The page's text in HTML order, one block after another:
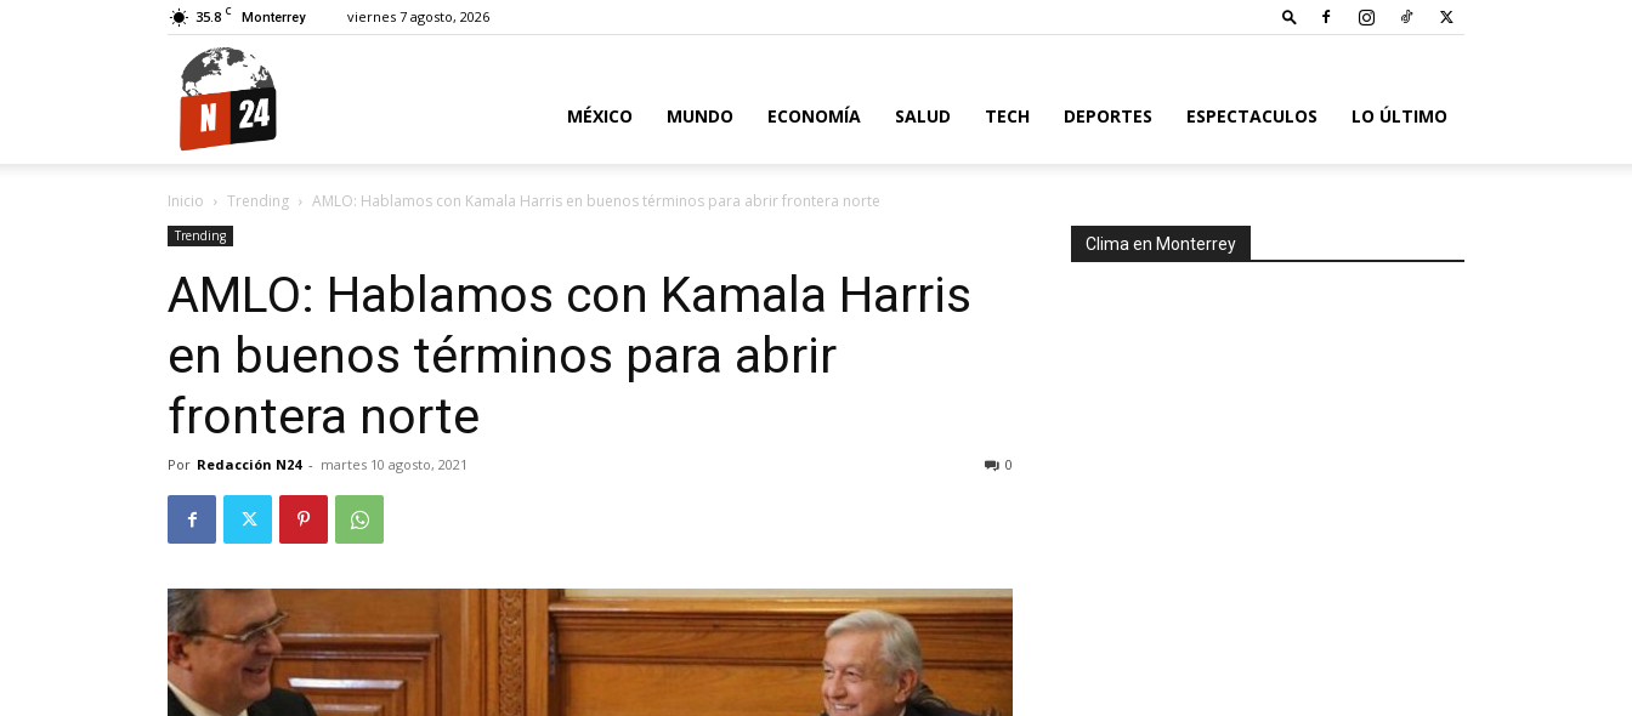
35.8 C Monterrey viernes 7 agosto, 2026
MÉXICO MUNDO ECONOMÍA SALUD TECH DEPORTES ESPECTACULOS LO ÚLTIMO
Inicio Trending AMLO: Hablamos con Kamala Harris en buenos términos para abrir frontera norte
Trending
AMLO: Hablamos con Kamala Harris
en buenos términos para abrir
frontera norte
Por Redacción N24 - martes 10 agosto, 2021 0
Clima en Monterrey